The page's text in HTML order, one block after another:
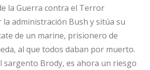
la Guerra contra el Terror
administración Bush y sitúa su
de un marine, prisionero de
al que todos daban por muerto.
sargento Brody, es ahora un riesgo